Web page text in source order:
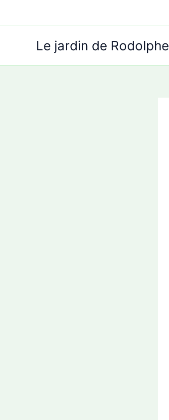
Le jardin de Rodolphe